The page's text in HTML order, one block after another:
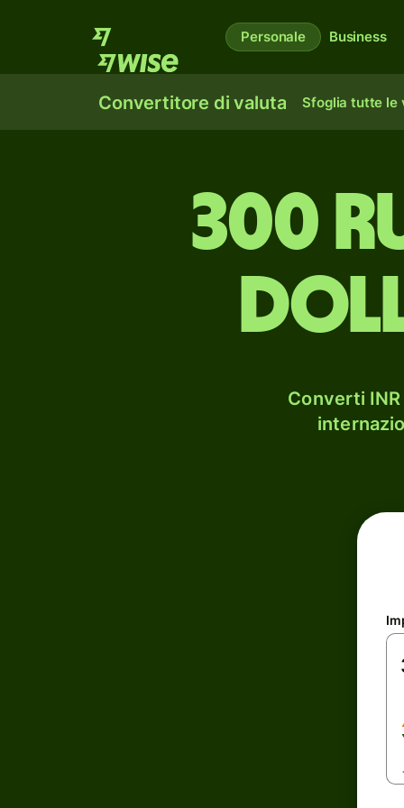
Personale Business
Convertitore di valuta Sfoglia tutte le
300
Converti